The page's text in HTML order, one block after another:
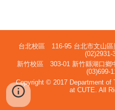
台北校區 116-95 台北市文山
(02)2931-
新竹校區 303-01 新竹縣湖口鄉
(03)699-
Copyright © 2017 Department of
at CUTE. All